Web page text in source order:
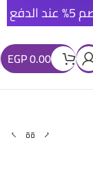
EGP0.00